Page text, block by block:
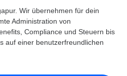
Payroll
ohne Kosten für Niederlassungen
bei der Einstellung
berechnen
Wir übernehmen für dein
Administration von
Compliance und Steuern bis
auf einer benutzerfreundlichen